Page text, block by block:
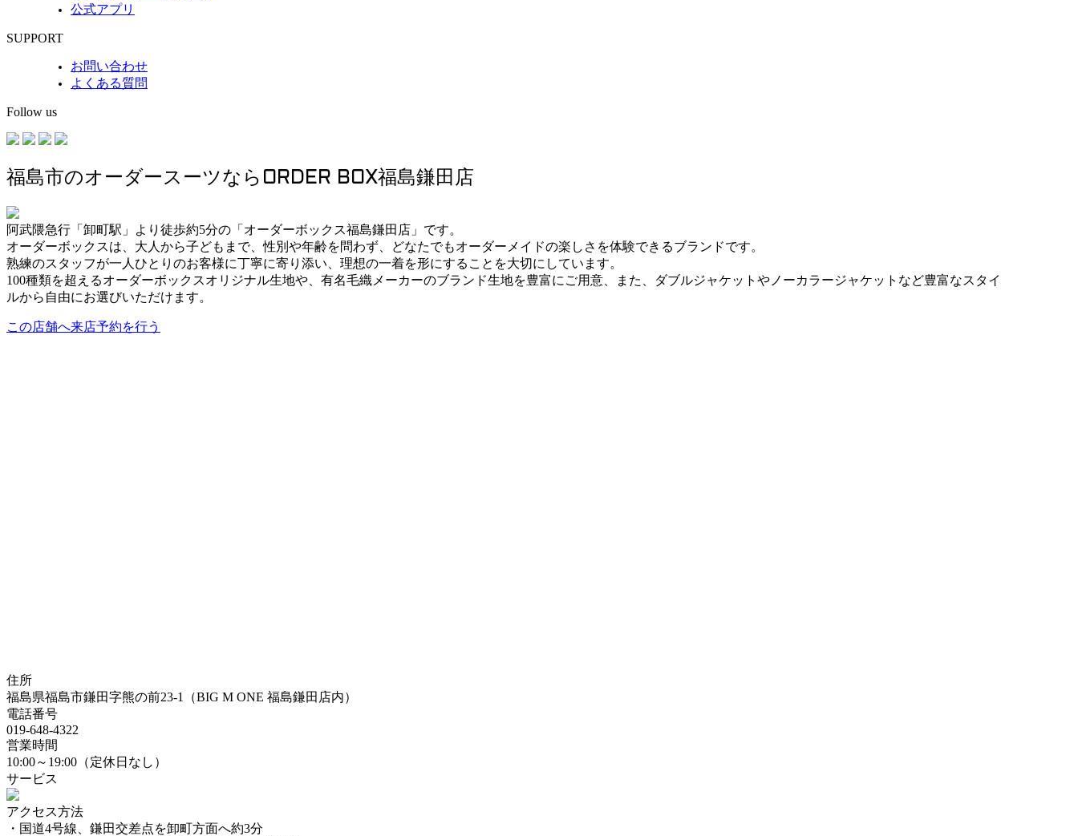
公式アプリ
SUPPORT
お問い合わせ
よくある質問
Follow us
福島市のオーダースーツならORDER BOX福島鎌田店
阿武隈急行「卸町駅」より徒歩約5分の「オーダーボックス福島鎌田店」です。
オーダーボックスは、大人から子どもまで、性別や年齢を問わず、どなたでもオーダーメイドの楽しさを体験できるブランドです。
熟練のスタッフが一人ひとりのお客様に丁寧に寄り添い、理想の一着を形にすることを大切にしています。
100種類を超えるオーダーボックスオリジナル生地や、有名毛織メーカーのブランド生地を豊富にご用意、また、ダブルジャケットやノーカラージャケットなど豊富なスタイ
ルから自由にお選びいただけます。
この店舗へ来店予約を行う
住所
福島県福島市鎌田字熊の前23-1（BIG M ONE 福島鎌田店内）
電話番号
019-648-4322
営業時間
10:00～19:00（定休日なし）
サービス
アクセス方法
・国道4号線、鎌田交差点を卸町方面へ約3分